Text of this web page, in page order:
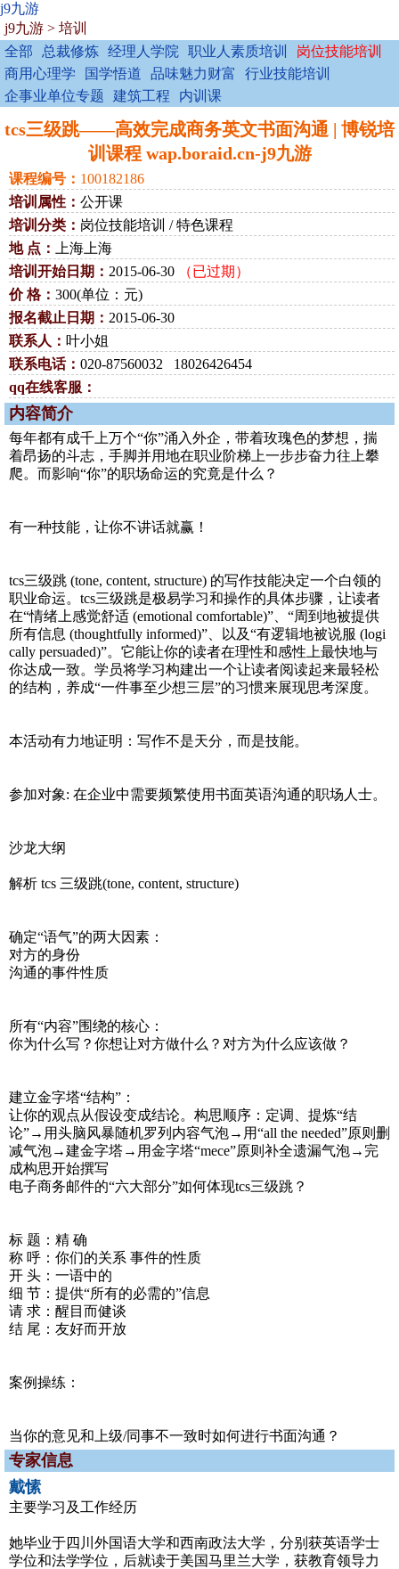
j9九游
j9九游 > 培训
全部
总裁修炼 经理人学院 职业人素质培训
岗位技能培训
商用心理学
国学悟道 品味魅力财富
行业技能培训
企事业单位专题
建筑工程 内训课
tcs三级跳——高效完成商务英文书面沟通 | 博锐培
训课程 wap.boraid.cn-j9九游
课程编号： 100182186
培训属性： 公开课
培训分类： 岗位技能培训 / 特色课程
地 点：
上海上海
培训开始日期： 2015-06-30
（已过期）
价 格： 300(单位：元)
报名截止日期： 2015-06-30
联系人： 叶小姐
联系电话： 020-87560032 18026426454
qq在线客服：
内容简介
每年都有成千上万个“你”涌入外企，带着玫瑰色的梦想，揣
着昂扬的斗志，手脚并用地在职业阶梯上一步步奋力往上攀
爬。而影响“你”的职场命运的究竟是什么？
有一种技能，让你不讲话就赢！
tcs三级跳 (tone, content, structure) 的写作技能决定一个白领的
职业命运。tcs三级跳是极易学习和操作的具体步骤，让读者
在“情绪上感觉舒适 (emotional comfortable)”、“周到地被提供
所有信息 (thoughtfully informed)”、以及“有逻辑地被说服 (logi
cally persuaded)”。它能让你的读者在理性和感性上最快地与
你达成一致。学员将学习构建出一个让读者阅读起来最轻松
的结构，养成“一件事至少想三层”的习惯来展现思考深度。
本活动有力地证明：写作不是天分，而是技能。
参加对象: 在企业中需要频繁使用书面英语沟通的职场人士。
沙龙大纲
解析 tcs 三级跳(tone, content, structure)
确定“语气”的两大因素：
对方的身份
沟通的事件性质
所有“内容”围绕的核心：
你为什么写？你想让对方做什么？对方为什么应该做？
建立金字塔“结构”：
让你的观点从假设变成结论。构思顺序：定调、提炼“结
论”→用头脑风暴随机罗列内容气泡→用“all the needed”原则删
减气泡→建金字塔→用金字塔“mece”原则补全遗漏气泡→完
成构思开始撰写
电子商务邮件的“六大部分”如何体现tcs三级跳？
标 题：精 确
称 呼：你们的关系 事件的性质
开 头：一语中的
细 节：提供“所有的必需的”信息
请 求：醒目而健谈
结 尾：友好而开放
案例操练：
当你的意见和上级/同事不一致时如何进行书面沟通？
专家信息
戴愫
主要学习及工作经历
她毕业于四川外国语大学和西南政法大学，分别获英语学士
学位和法学学位，后就读于美国马里兰大学，获教育领导力